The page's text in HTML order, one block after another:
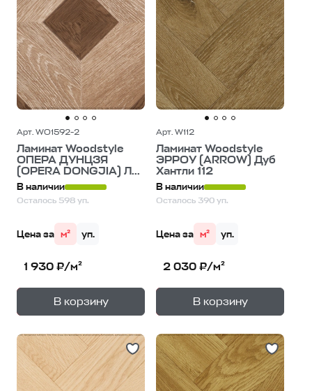
Арт. WO1592-2
Ламинат Woodstyle
ОПЕРА ДУНЦЗЯ
(OPERA DONGJIA) Л...
В наличии
Осталось 598 уп.
Цена за м² уп.
1 930 ₽/м²
В корзину
— 1уп.
Арт. W112
Ламинат Woodstyle
ЭРРОУ (ARROW) Дуб
Хантли 112
В наличии
Осталось 390 уп.
Цена за м² уп.
2 030 ₽/м²
В корзину
— 1уп.